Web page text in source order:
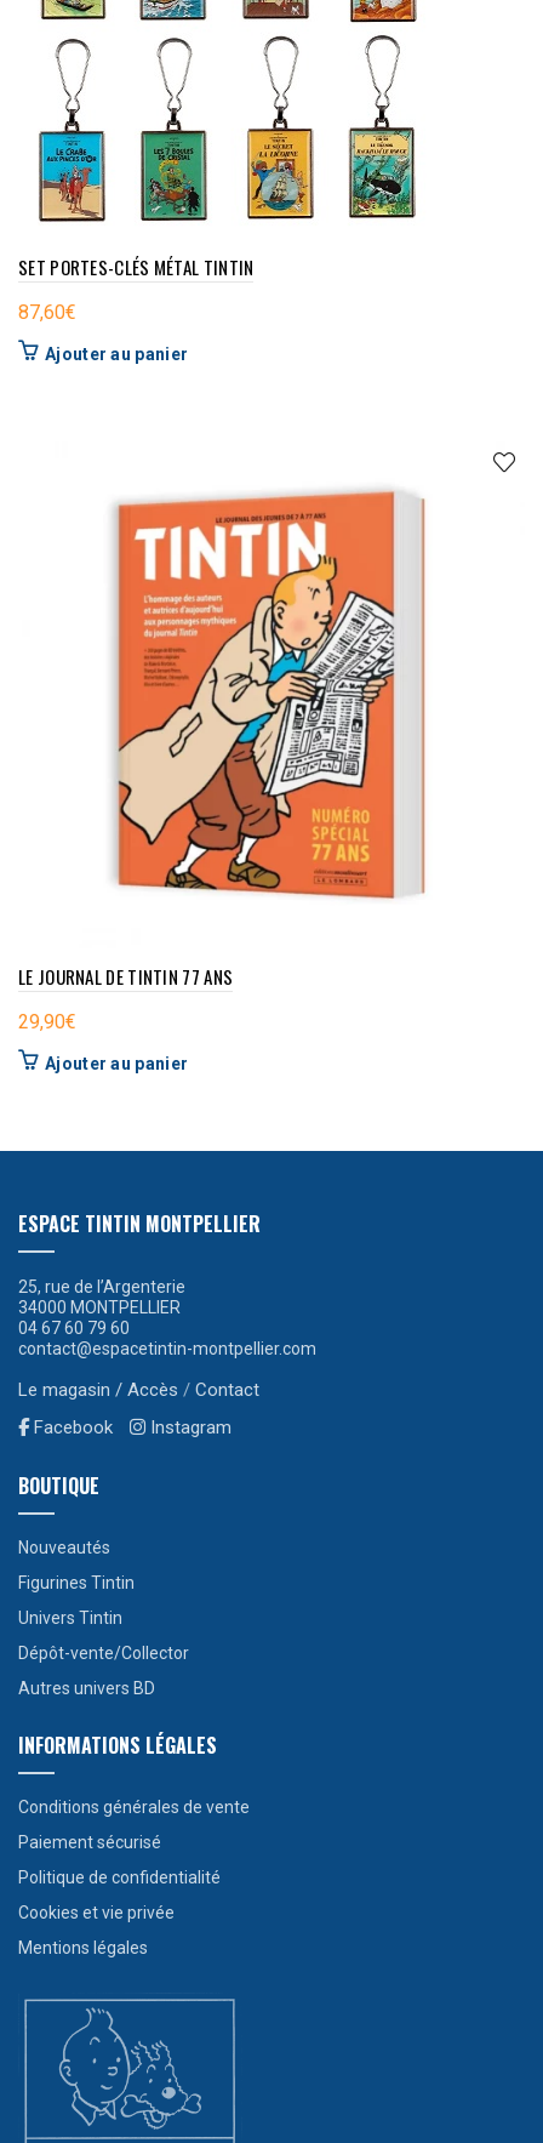
SET PORTES-CLÉS MÉTAL TINTIN
87,60€
Ajouter au panier
LE JOURNAL DE TINTIN 77 ANS
29,90€
Ajouter au panier
ESPACE TINTIN MONTPELLIER
25, rue de l’Argenterie
34000 MONTPELLIER
04 67 60 79 60
contact@espacetintin-montpellier.com
Le magasin / Accès / Contact
Facebook
Instagram
BOUTIQUE
Nouveautés
Figurines Tintin
Univers Tintin
Dépôt-vente/Collector
Autres univers BD
INFORMATIONS LÉGALES
Conditions générales de vente
Paiement sécurisé
Politique de confidentialité
Cookies et vie privée
Mentions légales